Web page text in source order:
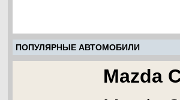
ПОПУЛЯРНЫЕ АВТОМОБИЛИ
Mazda